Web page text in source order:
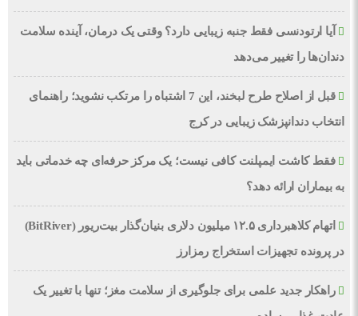
آیا ارتودنسی فقط جنبه زیبایی دارد؟ وقتی یک درمان، آینده سلامت
دندان‌ها را تغییر می‌دهد
قبل از اصلاح طرح لبخند، این 7 اشتباه را مرتکب نشوید؛ راهنمای
انتخاب دندانپزشک زیبایی در کرج
فقط کاشت ایمپلنت کافی نیست؛ یک مرکز حرفه‌ای چه خدماتی باید
به بیماران ارائه دهد؟
اتهام کلاهبرداری ۱۲.۵ میلیون دلاری بنیان‌گذار بیت‌ریور (BitRiver)
در پرونده تجهیزات استخراج رمزارز
راهکار جدید علمی برای جلوگیری از سلامت مغز؛ تنها با تغییر یک